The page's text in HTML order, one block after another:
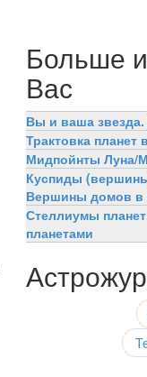
Больше
Вас
Вы и ваша
Трактовка
Мидпойнты Луна/
Куспиды
Вершины домов в
Стеллиумы
планетами